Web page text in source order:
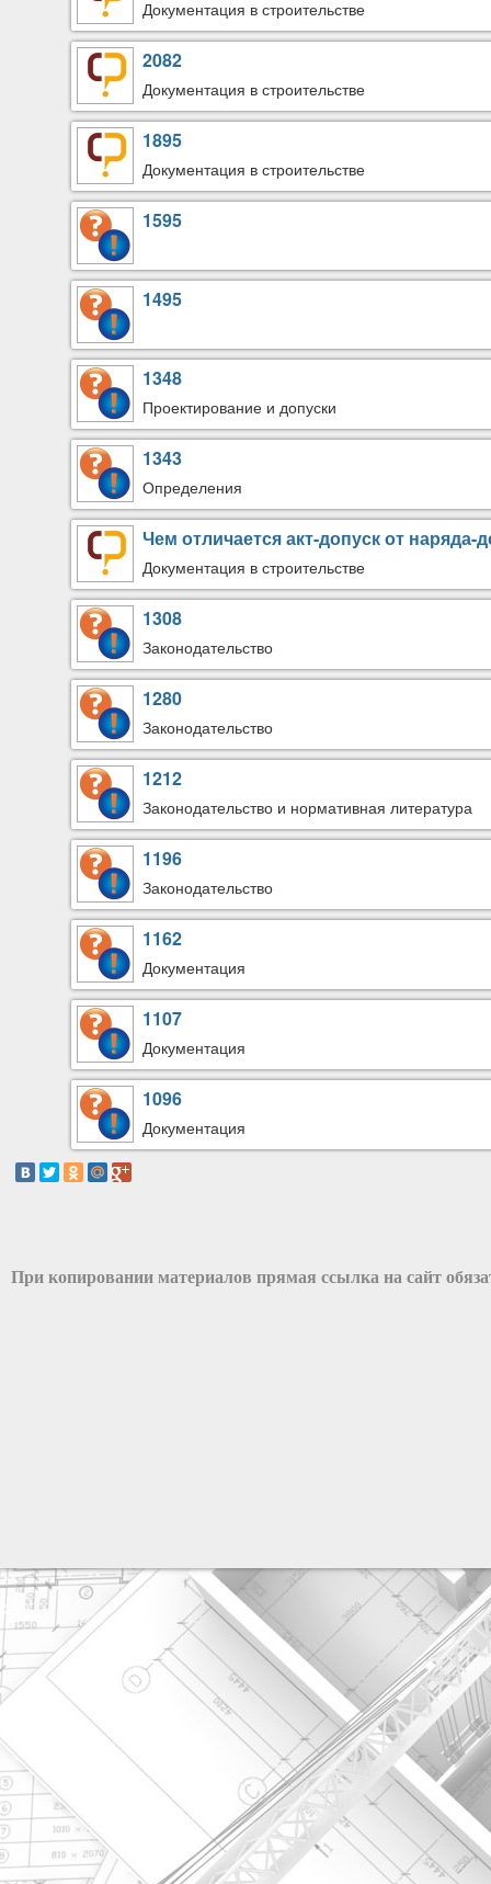
Документация в строительстве
2082
Документация в строительстве
1895
Документация в строительстве
1595
1495
1348
Проектирование и допуски
1343
Определения
Чем отличается акт-допуск от наряда-
Документация в строительстве
1308
Законодательство
1280
Законодательство
1212
Законодательство и нормативная литература
1196
Законодательство
1162
Документация
1107
Документация
1096
Документация
При копировании материалов прямая ссылка на сайт